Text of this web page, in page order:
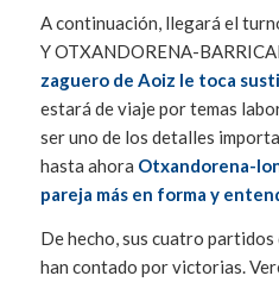
A continuación, llegará el
Y OTXANDORENA-
zaguero de Aoiz le toca
estará de viaje por temas
ser uno de los detalles
hasta ahora Otxandorena-
pareja más en forma y
De hecho, sus cuatro
han contado por victorias.